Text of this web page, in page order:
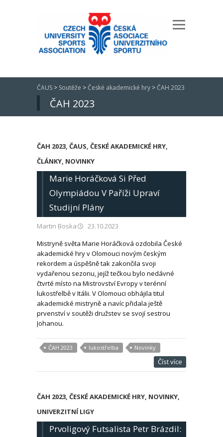
ČAUS > Soutěže >České akademické hry >ČAH 2023
ČAH 2023
ČAH 2023, ČAUS, ČESKÉ AKADEMICKÉ HRY,
ČLÁNKY, NOVINKY
Marie Horáčková Si Před
Olympiádou V Paříži Upraví
Studijní Plány
Martin Boska
23.10.2023
Mistryně světa Marie Horáčková ozdobila České
akademické hry v Olomouci novým českým
rekordem a úspěšně tak zakončila svoji
vydařenou sezonu, jejíž tečkou bylo nedávné
čtvrté místo na Mistrovství Evropy v terénní
lukostřelbě v Itálii. V Olomouci obhájila titul
akademické mistryně a navíc přidala ještě
prvenství v soutěži družstev se svojí sestrou
Johanou.
ČAH 2023 lukostřelba Novinky
Číst více
ČAH 2023, ČESKÉ AKADEMICKÉ HRY, NOVINKY,
UNIVERZITNÍ LIGY
Prvoligový Futsalista Petr Brázdil: